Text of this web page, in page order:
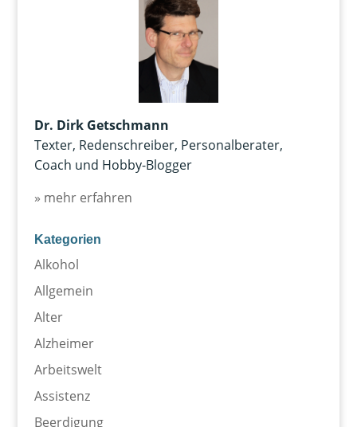
Dr. Dirk Getschmann
Texter, Redenschreiber, Personalberater,
Coach und Hobby-Blogger
» mehr erfahren
Kategorien
Alkohol
Allgemein
Alter
Alzheimer
Arbeitswelt
Assistenz
Beerdigung